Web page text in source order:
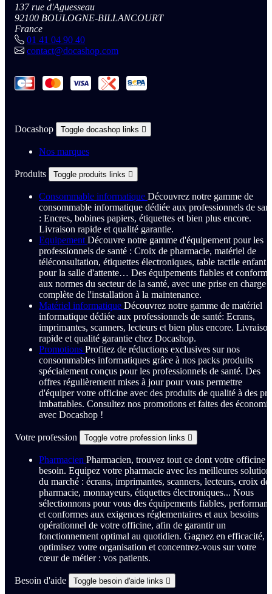
137 rue d'Aguesseau
92100 BOULOGNE-BILLANCOURT
France
01 41 04 90 40
contact@docashop.com
Docashop Toggle docashop links 
Nos marques
Produits Toggle produits links 
Consommable informatique Découvrez notre gamme de
consommable informatique dédiée aux professionnels de
: Encres, bobines papiers, étiquettes et bien plus encore.
Livraison rapide et qualité garantie.
Equipement Découvre notre gamme d'équipement pour les
professionnels de santé : Croix de pharmacie, matériel de
téléconsultation, étiquettes électroniques, table tactile enfant
pour la salle d'attente… Des équipements fiables et
aux normes du secteur de la santé, avec une prise en charge
complète de l'installation à la maintenance.
Matériel informatique Découvrez notre gamme de matériel
informatique dédiée aux professionnels de santé: Ecrans,
imprimantes, scanners, lecteurs et bien plus encore. Livraison
rapide et qualité garantie chez Docashop.
Promotions Profitez de réductions exclusives sur nos
consommables informatiques grâce à nos packs produits
spécialement conçus pour les professionnels de santé. Des
offres régulièrement mises à jour pour vous permettre
d'équiper votre officine avec des produits de qualité à des
imbattables. Consultez nos promotions et faites des
avec Docashop !
Votre profession Toggle votre profession links 
Pharmacien Pharmacien, trouvez tout ce dont votre officine a
besoin. Equipez votre pharmacie avec les meilleures
du marché : écrans, imprimantes, scanners, lecteurs, croix de
pharmacie, monnayeurs, étiquettes électroniques... Nous
sélectionnons pour vous des équipements fiables,
et conformes aux exigences réglementaires et aux besoins
opérationnel de votre officine, afin de garantir un
fonctionnement optimal au quotidien. Gagnez en efficacité,
optimisez votre organisation et concentrez-vous sur votre
cœur de métier : vos patients.
Besoin d'aide Toggle besoin d'aide links 